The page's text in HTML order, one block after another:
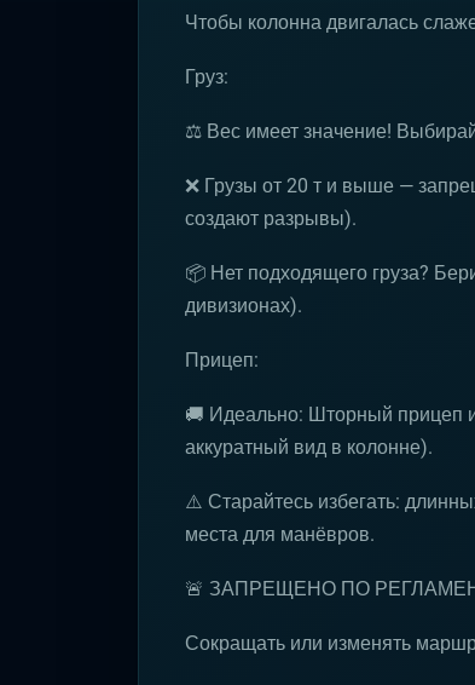
Чтобы колонна двигалась
Груз:
⚖️ Вес имеет значение!
❌ Грузы от 20 т и выше —
создают разрывы).
📦 Нет подходящего груза?
дивизионах).
Прицеп:
🚚 Идеально: Шторный прицеп
аккуратный вид в колонне).
⚠️ Старайтесь избегать:
места для манёвров.
🚨 ЗАПРЕЩЕНО ПО
Сокращать или изменять